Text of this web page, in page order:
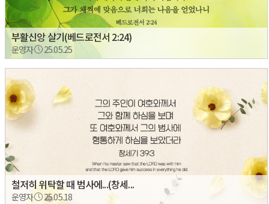
부활신앙 살기(베드로전서 2:24)
운영자 25.05.25
철저히 위탁할 때 범사에...(창세...
운영자 25.05.18